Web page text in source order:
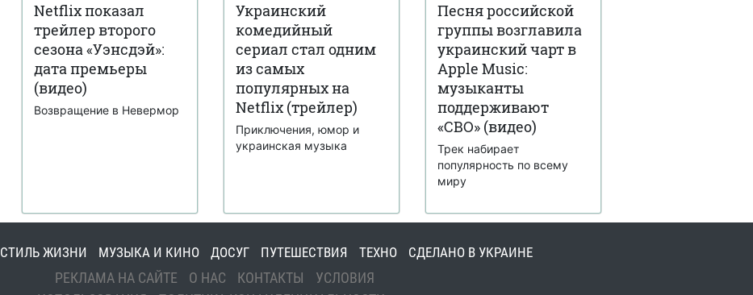
Netflix показал
трейлер второго
сезона «Уэнсдэй»:
дата премьеры
(видео)
Возвращение в Невермор
Украинский
комедийный
сериал стал одним
из самых
популярных на
Netflix (трейлер)
Приключения, юмор и
украинская музыка
Песня российской
группы возглавила
украинский чарт в
Apple Music:
музыканты
поддерживают
«СВО» (видео)
Трек набирает
популярность по всему
миру
СТИЛЬ ЖИЗНИ МУЗЫКА И КИНО ДОСУГ ПУТЕШЕСТВИЯ ТЕХНО СДЕЛАНО В УКРАИНЕ
РЕКЛАМА НА САЙТЕ О НАС КОНТАКТЫ
УСЛОВИЯ